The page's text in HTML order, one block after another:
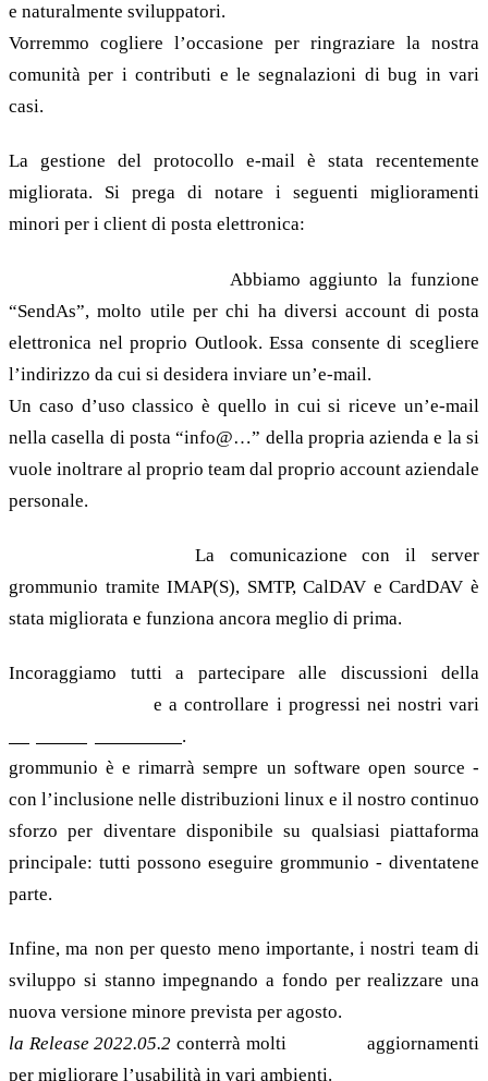
e naturalmente sviluppatori.
Vorremmo cogliere l’occasione per ringraziare la nostra
comunità per i contributi e le segnalazioni di bug in vari
casi.
La gestione del protocollo e-mail è stata recentemente
migliorata. Si prega di notare i seguenti miglioramenti
minori per i client di posta elettronica:
Abbiamo aggiunto la funzione
“SendAs”, molto utile per chi ha diversi account di posta
elettronica nel proprio Outlook. Essa consente di scegliere
l’indirizzo da cui si desidera inviare un’e-mail.
Un caso d’uso classico è quello in cui si riceve un’e-mail
nella casella di posta “info@…” della propria azienda e la si
vuole inoltrare al proprio team dal proprio account aziendale
personale.
La comunicazione con il server
grommunio tramite IMAP(S), SMTP, CalDAV e CardDAV è
stata migliorata e funziona ancora meglio di prima.
Incoraggiamo tutti a partecipare alle discussioni della
e a controllare i progressi nei nostri vari
.
grommunio è e rimarrà sempre un software open source -
con l’inclusione nelle distribuzioni linux e il nostro continuo
sforzo per diventare disponibile su qualsiasi piattaforma
principale: tutti possono eseguire grommunio - diventatene
parte.
Infine, ma non per questo meno importante, i nostri team di
sviluppo si stanno impegnando a fondo per realizzare una
nuova versione minore prevista per agosto.
la Release 2022.05.2 conterrà molti
aggiornamenti
per migliorare l’usabilità in vari ambienti.